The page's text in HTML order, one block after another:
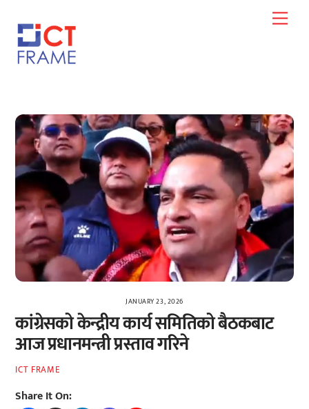
content
JANUARY 23, 2026
कांग्रेसको केन्द्रीय कार्य समितिको बैठकबाट
आज प्रधानमन्त्री प्रस्ताव गरिने
ICT FRAME
Share It On: